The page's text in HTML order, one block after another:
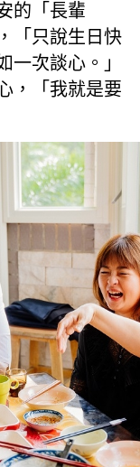
的「長輩
「只說生日快
一次談心。」
，「我就是要